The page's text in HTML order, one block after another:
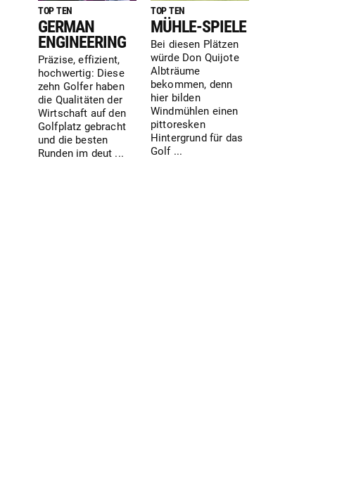
TOP TEN
GERMAN
ENGINEERING
Präzise, effizient,
hochwertig: Diese
zehn Golfer haben
die Qualitäten der
Wirtschaft auf den
Golfplatz gebracht
und die besten
Runden im deut ...
TOP TEN
MÜHLE-SPIELE
Bei diesen Plätzen
würde Don Quijote
Albträume
bekommen, denn
hier bilden
Windmühlen einen
pittoresken
Hintergrund für das
Golf ...